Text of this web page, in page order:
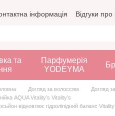
інформація Відгуки
та
Парфумерія
YODEYMA
Догляд за волоссям Догляд
AQUA Vitality’s Vitality’s
відновлює гідроліпідний баланс